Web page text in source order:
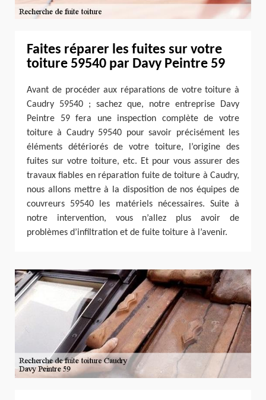
Faites réparer les fuites sur votre
toiture 59540 par Davy Peintre 59
Avant de procéder aux réparations de votre toiture à
Caudry 59540 ; sachez que, notre entreprise Davy
Peintre 59 fera une inspection complète de votre
toiture à Caudry 59540 pour savoir précisément les
éléments détériorés de votre toiture, l’origine des
fuites sur votre toiture, etc. Et pour vous assurer des
travaux fiables en réparation fuite de toiture à Caudry,
nous allons mettre à la disposition de nos équipes de
couvreurs 59540 les matériels nécessaires. Suite à
notre intervention, vous n’allez plus avoir de
problèmes d’infiltration et de fuite toiture à l’avenir.